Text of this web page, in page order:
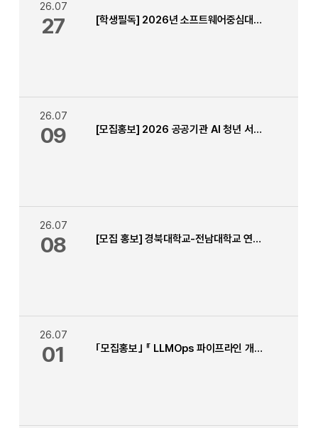
26.07
27 [학생필독] 2026년 소프트웨어중심대학사업 1차 (상반기) 소중마일리지 신청 안내 (~8.7.까지)
26.07
09 [모집홍보] 2026 공공기관 AI 청년 서포터즈 모집
26.07
08 [모집 홍보] 경북대학교-전남대학교 연합 Physical AI 자율주행 캠프
26.07
01 ｢모집홍보｣ 『 LLMOps 파이프라인 개발 』 교육 2026학년 2학기 자유학기(자유교과목) 신청 안내